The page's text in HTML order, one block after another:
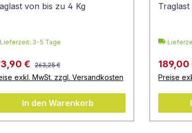
von bis zu 4 Kg
Lieferzeit: 3-5 Tage
€ 263,25 €
exkl. MwSt. zzgl. Versandkosten
In den Warenkorb
189,00
Preise